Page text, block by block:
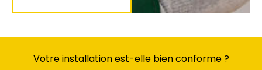
Votre installation est-elle bien conforme ?